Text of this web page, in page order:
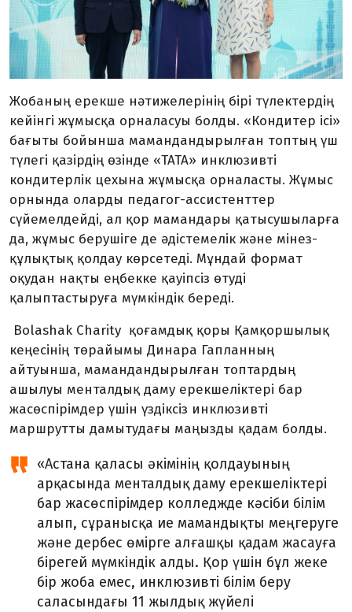
Жобаның ерекше нәтижелерінің бірі түлектердің
кейінгі жұмысқа орналасуы болды. «Кондитер ісі»
бағыты бойынша мамандандырылған топтың үш
түлегі қазірдің өзінде «ТАТА» инклюзивті
кондитерлік цехына жұмысқа орналасты. Жұмыс
орнында оларды педагог-ассистенттер
сүйемелдейді, ал қор мамандары қатысушыларға
да, жұмыс берушіге де әдістемелік және мінез-
құлықтық қолдау көрсетеді. Мұндай формат
оқудан нақты еңбекке қауіпсіз өтуді
қалыптастыруға мүмкіндік береді.
Bolashak Charity қоғамдық қоры Қамқоршылық
кеңесінің төрайымы Динара Гапланның
айтуынша, мамандандырылған топтардың
ашылуы менталдық даму ерекшеліктері бар
жасөспірімдер үшін үздіксіз инклюзивті
маршрутты дамытудағы маңызды қадам болды.
«Астана қаласы әкімінің қолдауының
арқасында менталдық даму ерекшеліктері
бар жасөспірімдер колледжде кәсіби білім
алып, сұранысқа ие мамандықты меңгеруге
және дербес өмірге алғашқы қадам жасауға
бірегей мүмкіндік алды. Қор үшін бұл жеке
бір жоба емес, инклюзивті білім беру
саласындағы 11 жылдық жүйелі